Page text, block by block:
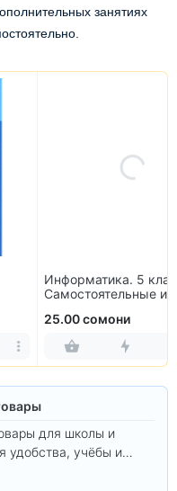
занятиях
5 класс.
и
сомони
для школы и
удобства, учёбы и